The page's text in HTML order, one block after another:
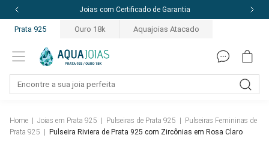
Joias com Certificado de Garantia
Prata 925 Ouro 18k Aquajoias Atacado
Home Joias em Prata 925 Pulseiras de Prata 925
Pulseiras Femininas de
Prata 925
Pulseira Riviera de Prata 925 com Zircônias em Rosa Claro